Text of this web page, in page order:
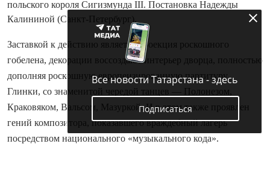
польского короля Сигизмунда III. Постановка Надежды
Калининой (Санкт-Петербург).
Заставкой к действию является проекция роскошного
гобелена, декорации воссоздают интерьер дворца, полностью
дополняя роскошную европеизированную партитуру
Глинки, со знаменитой чередой танцев — Полонезом,
Краковяком, Вальсом, Мазуркой. И в этом также проявлен
гений композитора, показавшего враждебный лагерь
посредством национального «музыкального кода».
Все новости Татарстана - здесь
Подписаться